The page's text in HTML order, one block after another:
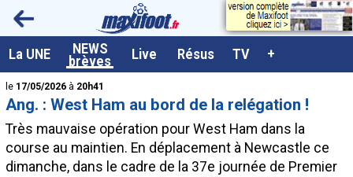
La UNE NEWS
brèves Live Résus TV +
<
le 17/05/2026 à 20h41
Ang. : West Ham au bord de la relégation !
Très mauvaise opération pour West Ham dans la
course au maintien. En déplacement à Newcastle ce
dimanche, dans le cadre de la 37e journée de Premier
A la UNE
Dernières brèves
Live / Matchs en direct
Résultats et Classements
Class. buteurs européens